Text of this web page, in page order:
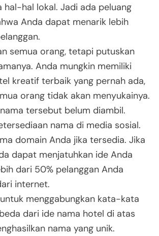
hal-hal lokal. Jadi ada peluang
Anda dapat menarik lebih
semua orang, tetapi putuskan
Anda mungkin memiliki
kreatif terbaik yang pernah ada,
orang tidak akan menyukainya.
tersebut belum diambil.
nama di media sosial.
domain Anda jika tersedia. Jika
dapat menjatuhkan ide Anda
dari 50% pelanggan Anda
internet.
menggabungkan kata-kata
dari ide nama hotel di atas
nama yang unik.